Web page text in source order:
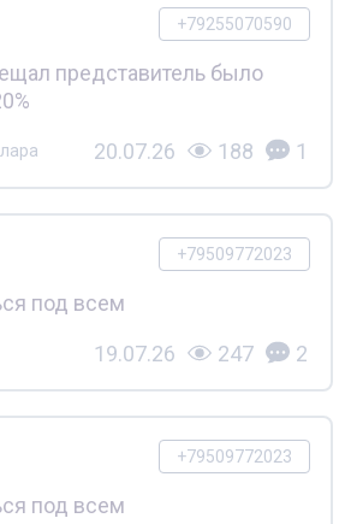
+79255070590
представитель было
20.07.26 188 1
+79509772023
под всем
19.07.26 247 2
+79509772023
под всем